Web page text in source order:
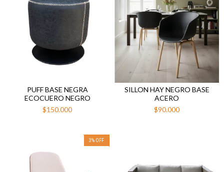
PUFF BASE NEGRA
ECOCUERO NEGRO
$150.000
SILLON HAY NEGRO BASE
ACERO
$90.000
3% OFF